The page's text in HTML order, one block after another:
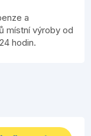
a
místní výroby od
hodin.